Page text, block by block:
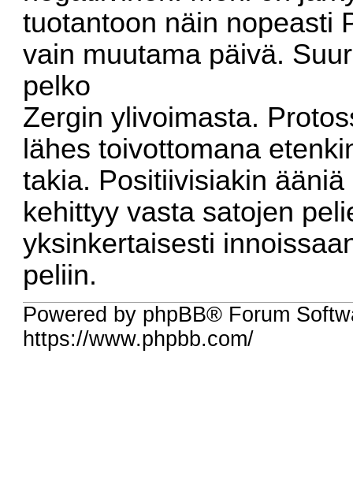
tuotantoon näin nopeasti
vain muutama päivä.
pelko
Zergin ylivoimasta.
lähes toivottomana
takia. Positiivisiakin
kehittyy vasta satojen
yksinkertaisesti
peliin.
Powered by phpBB® Forum
https://www.phpbb.com/